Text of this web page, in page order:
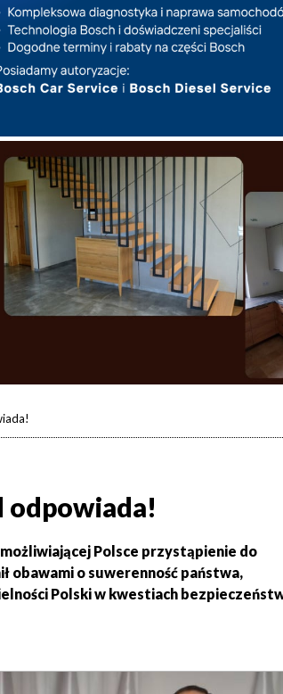
odpowiada!
Polsce przystąpienie do
obawami o suwerenność państwa,
Polski w kwestiach